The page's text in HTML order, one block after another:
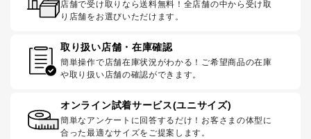
店舗で受け取りなら送料無料！全店舗の中から受け取
り店舗をお選びいただけます。
取り扱い店舗・在庫確認
簡単操作で店舗在庫状況がわかる！ご希望商品の在庫
や取り扱い店舗の確認ができます。
オンライン試着サービス(ユニサイズ)
簡単なアンケートに回答するだけ！お客さまの体型に
合った最適なサイズをご提案します。